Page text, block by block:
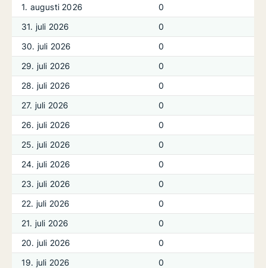
1. augusti 2026
0
31. juli 2026
0
30. juli 2026
0
29. juli 2026
0
28. juli 2026
0
27. juli 2026
0
26. juli 2026
0
25. juli 2026
0
24. juli 2026
0
23. juli 2026
0
22. juli 2026
0
21. juli 2026
0
20. juli 2026
0
19. juli 2026
0